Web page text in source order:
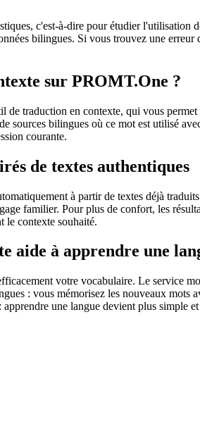
c'est-à-dire pour étudier l'utilisation
bilingues. Si vous trouvez une
sur PROMT.One ?
traduction en contexte, qui vous
sources bilingues où ce mot est utilisé
courante.
de textes authentiques
à partir de textes déjà
familier. Pour plus de confort, les
le contexte souhaité.
aide à apprendre une
votre vocabulaire. Le service
: vous mémorisez les nouveaux
une langue devient plus simple